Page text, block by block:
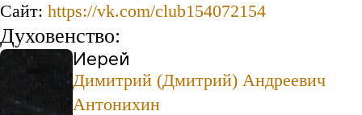
Сайт: https://vk.com/club154072154
Духовенство:
Иерей
Димитрий (Дмитрий) Андреевич
Антонихин